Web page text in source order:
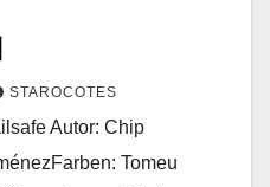
STAROCOTES
Autor: Chip
Tomeu